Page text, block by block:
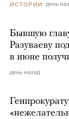
ИСТОРИИ день
Бывшую
Разуваеву
в июне
день назад